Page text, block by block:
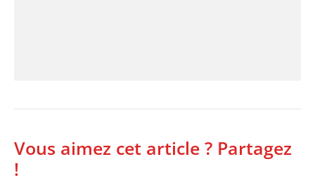
Vous aimez cet article ? Partagez
!